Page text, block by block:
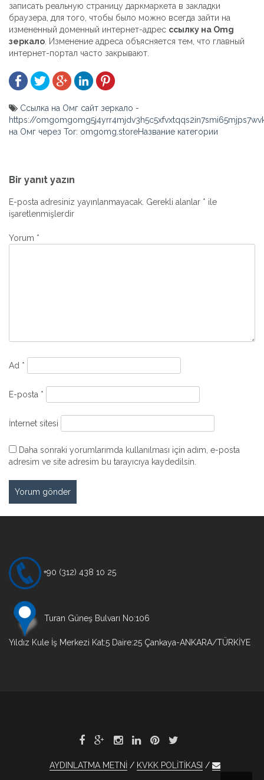
записать реальную страницу даркмаркета в закладки
браузера, для того, чтобы было можно всегда зайти на
измененный доменный интернет-адрес ссылку на Omg
зеркало . Изменение адреса объясняется тем, что главный
интернет-портал часто закрывают.
Ссылка на Омг сайт зеркало -
https://
на Омг через Tor: omgomg.storeНазвание категории
gezinmesi
Bir yanıt yazın
E-posta adresiniz yayınlanmayacak. Gerekli alanlar * ile
işaretlenmişlerdir
Yorum *
Ad *
E-posta *
İnternet sitesi
Daha sonraki yorumlarımda kullanılması için adım, e-posta
adresim ve site adresim bu tarayıcıya kaydedilsin.
+90 (312) 438 10 25
Turan Güneş Bulvarı No:106
Yıldız Kule İş Merkezi Kat:5 Daire:25 Çankaya-ANKARA/TÜRKİYE
AYDINLATMA METNİ KVKK POLİTİKASI